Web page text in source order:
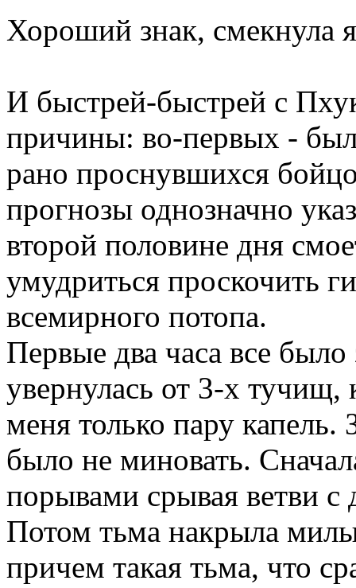
Хороший знак, смекнула
И быстрей-быстрей с
причины: во-первых -
рано проснувшихся
прогнозы однозначно
второй половине дня
умудриться проскочить
всемирного потопа.
Первые два часа все было
увернулась от 3-х тучищ,
меня только пару
было не миновать.
порывами срывая ветви с
Потом тьма накрыла
причем такая тьма, что